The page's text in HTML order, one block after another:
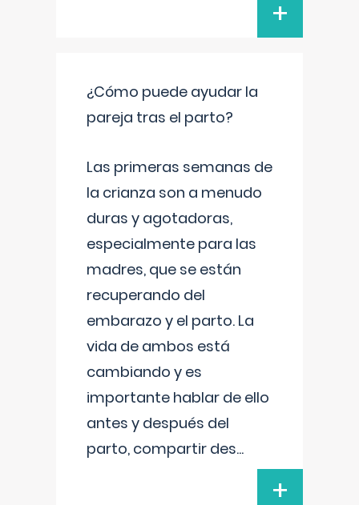
+
¿Cómo puede ayudar la
pareja tras el parto?
Las primeras semanas de
la crianza son a menudo
duras y agotadoras,
especialmente para las
madres, que se están
recuperando del
embarazo y el parto. La
vida de ambos está
cambiando y es
importante hablar de ello
antes y después del
parto, compartir des...
+